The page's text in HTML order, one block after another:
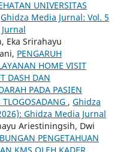
UNIVERSITAS
Ghidza Media Jurnal: Vol. 5
Eka Srirahayu
PENGARUH
HOME VISIT
DASH DAN
PADA PASIEN
TLOGOSADANG , Ghidza
Ghidza Media Jurnal
Ariestiningsih, Dwi
PENGETAHUAN